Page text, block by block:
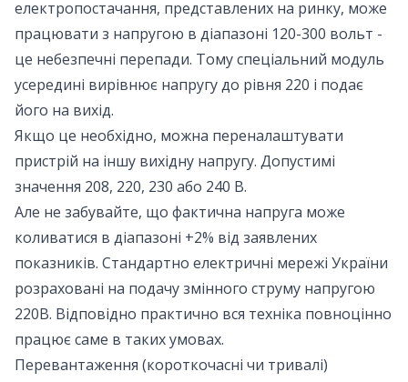
електропостачання, представлених на ринку, може
працювати з напругою в діапазоні 120-300 вольт -
це небезпечні перепади. Тому спеціальний модуль
усередині вирівнює напругу до рівня 220 і подає
його на вихід.
Якщо це необхідно, можна переналаштувати
пристрій на іншу вихідну напругу. Допустимі
значення 208, 220, 230 або 240 В.
Але не забувайте, що фактична напруга може
коливатися в діапазоні +2% від заявлених
показників. Стандартно електричні мережі України
розраховані на подачу змінного струму напругою
220В. Відповідно практично вся техніка повноцінно
працює саме в таких умовах.
Перевантаження (короткочасні чи тривалі)